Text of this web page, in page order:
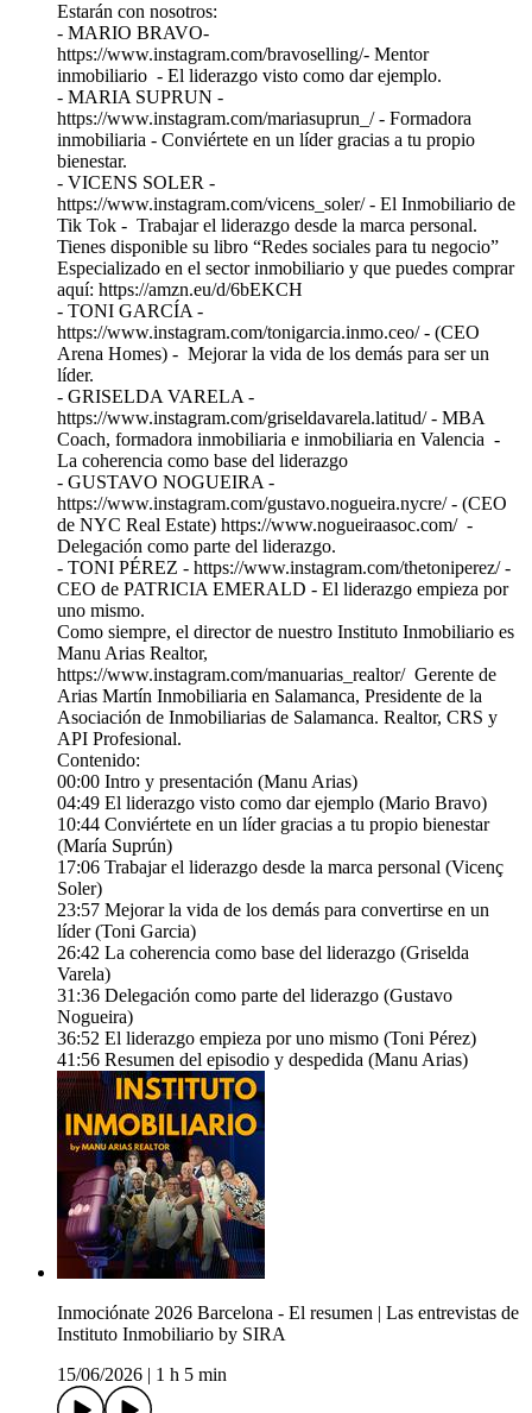
Estarán con nosotros:
- ⁠⁠⁠⁠⁠MARIO BRAVO-
https://www.instagram.com/bravoselling/- Mentor
inmobiliario - El liderazgo visto como dar ejemplo.
- ⁠⁠⁠⁠⁠MARIA SUPRUN⁠⁠⁠⁠⁠ -
https://www.instagram.com/mariasuprun_/ - Formadora
inmobiliaria - Conviértete en un líder gracias a tu propio
bienestar.
- ⁠⁠⁠⁠⁠VICENS SOLER⁠⁠⁠⁠⁠ -
https://www.instagram.com/vicens_soler/ - El Inmobiliario de
Tik Tok - Trabajar el liderazgo desde la marca personal.
Tienes disponible su libro “Redes sociales para tu negocio”
Especializado en el sector inmobiliario y que puedes comprar
aquí: ⁠https://amzn.eu/d/6bEKCH
- ⁠TONI GARCÍA⁠⁠⁠⁠⁠ -
https://www.instagram.com/tonigarcia.inmo.ceo/ - (CEO
⁠⁠⁠⁠⁠Arena Homes⁠⁠⁠⁠⁠) - Mejorar la vida de los demás para ser un
líder.
- ⁠⁠⁠⁠⁠GRISELDA VARELA -
https://www.instagram.com/griseldavarela.latitud/ - MBA
Coach, formadora inmobiliaria e inmobiliaria en Valencia -
La coherencia como base del liderazgo
- ⁠GUSTAVO NOGUEIRA⁠ -
⁠https://www.instagram.com/gustavo.nogueira.nycre/⁠ - (CEO
de NYC Real Estate) ⁠https://www.nogueiraasoc.com/⁠ -
Delegación como parte del liderazgo.
- ⁠TONI PÉREZ⁠ - https://www.instagram.com/thetoniperez/ -
CEO de ⁠PATRICIA EMERALD⁠ - El liderazgo empieza por
uno mismo.
Como siempre, el director de nuestro Instituto Inmobiliario es
⁠Manu Arias Realtor⁠,
https://www.instagram.com/manuarias_realtor/ Gerente de
⁠Arias Martín Inmobiliaria en Salamanca⁠, Presidente de la
Asociación de Inmobiliarias de Salamanca. Realtor, CRS y
API Profesional.
Contenido:
00:00 Intro y presentación (Manu Arias)
04:49 El liderazgo visto como dar ejemplo (Mario Bravo)
10:44 Conviértete en un líder gracias a tu propio bienestar
(María Suprún)
17:06 Trabajar el liderazgo desde la marca personal (Vicenç
Soler)
23:57 Mejorar la vida de los demás para convertirse en un
líder (Toni Garcia)
26:42 La coherencia como base del liderazgo (Griselda
Varela)
31:36 Delegación como parte del liderazgo (Gustavo
Nogueira)
36:52 El liderazgo empieza por uno mismo (Toni Pérez)
41:56 Resumen del episodio y despedida (Manu Arias)
Inmociónate 2026 Barcelona - El resumen | Las entrevistas de
Instituto Inmobiliario by SIRA
15/06/2026
1 h 5 min